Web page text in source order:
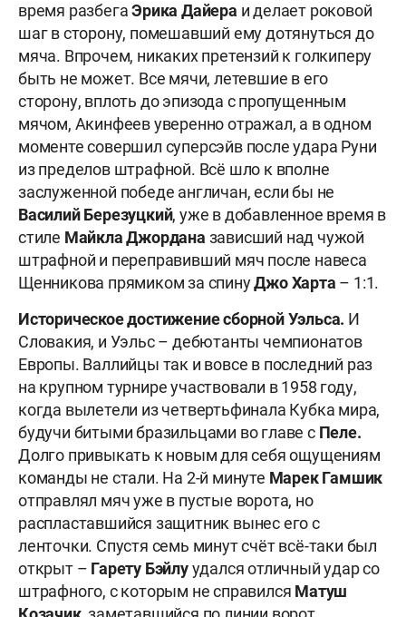
время разбегаЭрика Дайера и делает роковой
шаг в сторону, помешавший ему дотянуться до
мяча. Впрочем, никаких претензий к голкиперу
быть не может. Все мячи, летевшие в его
сторону, вплоть до эпизода с пропущенным
мячом, Акинфеев уверенно отражал, а в одном
моменте совершил суперсэйв после удара Руни
из пределов штрафной. Всё шло к вполне
заслуженной победе англичан, если бы не
Василий Березуцкий, уже в добавленное время в
стиле МайклаДжордана зависший над чужой
штрафной и переправивший мяч после навеса
Щенникова прямиком за спинуДжо Харта – 1:1.
Историческое достижение сборной Уэльса. И
Словакия, и Уэльс – дебютанты чемпионатов
Европы. Валлийцы так и вовсе в последний раз
на крупном турнире участвовали в 1958 году,
когда вылетели из четвертьфинала Кубка мира,
будучи битыми бразильцами во главе с Пеле.
Долго привыкать к новым для себя ощущениям
команды не стали. На 2-й минуте Марек Гамшик
отправлял мяч уже в пустые ворота, но
распластавшийся защитник вынес его с
ленточки. Спустя семь минут счёт всё-таки был
открыт – Гарету Бэйлуудался отличный удар со
штрафного, с которым не справился Матуш